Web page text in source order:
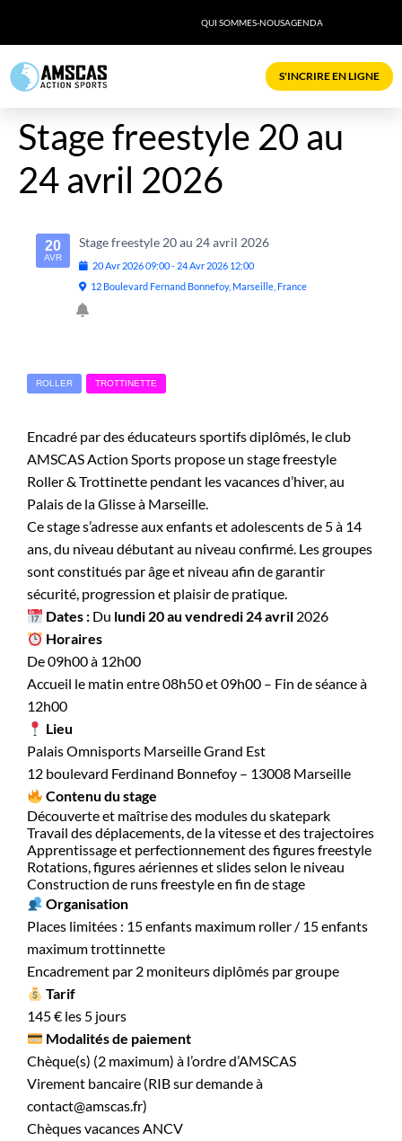
QUI SOMMES-NOUSAGENDA
S'INCRIRE EN LIGNE
Stage freestyle 20 au
24 avril 2026
20
AVR
Stage freestyle 20 au 24 avril 2026
20Avr 202609:00- 24Avr 2026 12:00
12 Boulevard Fernand Bonnefoy, Marseille, France
ROLLER TROTTINETTE
Encadré par des éducateurs sportifs diplômés, le club
AMSCAS Action Sports propose un stage freestyle
Roller & Trottinette pendant les vacances d’hiver, au
Palais de la Glisse à Marseille.
Ce stage s’adresse aux enfants et adolescents de 5 à 14
ans, du niveau débutant au niveau confirmé. Les groupes
sont constitués par âge et niveau afin de garantir
sécurité, progression et plaisir de pratique.
Dates : Du lundi 20 au vendredi 24 avril 2026
Horaires
De 09h00 à 12h00
Accueil le matin entre 08h50 et 09h00 – Fin de séance à
12h00
Lieu
Palais Omnisports Marseille Grand Est
12 boulevard Ferdinand Bonnefoy – 13008 Marseille
Contenu du stage
Découverte et maîtrise des modules du skatepark
Travail des déplacements, de la vitesse et des trajectoires
Apprentissage et perfectionnement des figures freestyle
Rotations, figures aériennes et slides selon le niveau
Construction de runs freestyle en fin de stage
Organisation
Places limitées : 15 enfants maximum roller / 15 enfants
maximum trottinnette
Encadrement par 2 moniteurs diplômés par groupe
Tarif
145 € les 5 jours
Modalités de paiement
Chèque(s) (2 maximum) à l’ordre d’AMSCAS
Virement bancaire (RIB sur demande à
contact@amscas.fr)
Chèques vacances ANCV